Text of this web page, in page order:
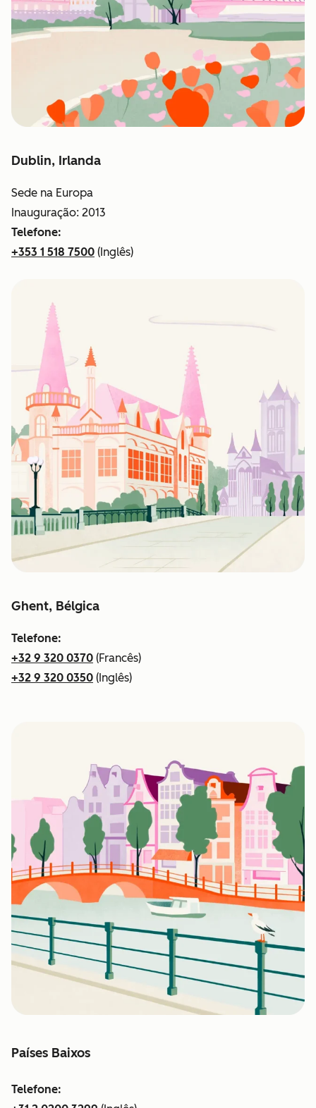
Dublin, Irlanda
Sede na Europa
Inauguração: 2013
Telefone:
+353 1 518 7500 (Inglês)
Ghent, Bélgica
Telefone:
+32 9 320 0370 (Francês)
+32 9 320 0350 (Inglês)
Países Baixos
Telefone: